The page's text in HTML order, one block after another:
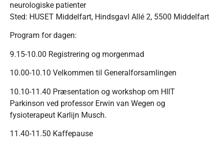
neurologiske patienter
Sted: HUSET Middelfart, Hindsgavl Allé 2, 5500 Middelfart
Program for dagen:
9.15-10.00 Registrering og morgenmad
10.00-10.10 Velkommen til Generalforsamlingen
10.10-11.40 Præsentation og workshop om HIIT
Parkinson ved professor Erwin van Wegen og
fysioterapeut Karlijn Musch.
11.40-11.50 Kaffepause